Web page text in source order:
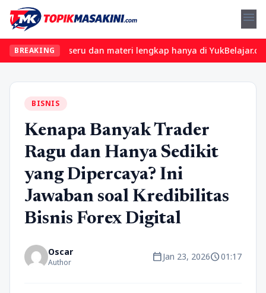
menu
BREAKING
kelas seru dan materi lengkap hanya di YukBelajar.com.
BISNIS
Kenapa Banyak Trader
Ragu dan Hanya Sedikit
yang Dipercaya? Ini
Jawaban soal Kredibilitas
Bisnis Forex Digital
Oscar
Author calendar_todayJan 23, 2026schedule01:17